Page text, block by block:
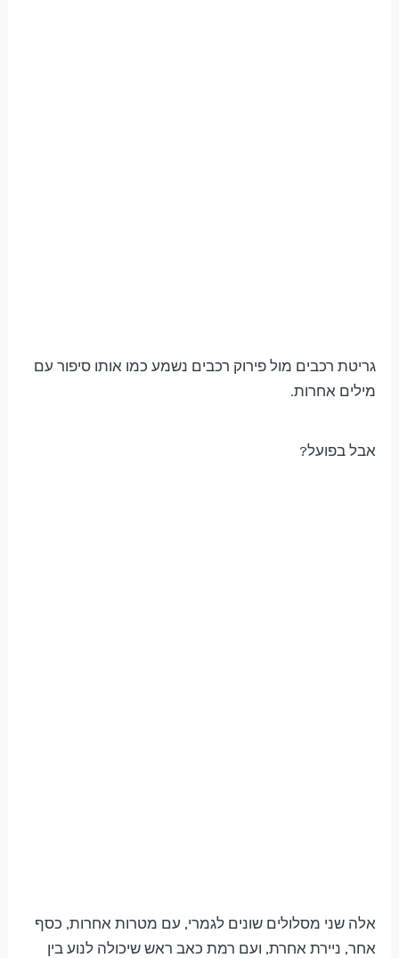
גריטת רכבים מול פירוק רכבים נשמע כמו אותו סיפור עם
מילים אחרות.
אבל בפועל?
אלה שני מסלולים שונים לגמרי, עם מטרות אחרות, כסף
אחר, ניירת אחרת, ועם רמת כאב ראש שיכולה לנוע בין